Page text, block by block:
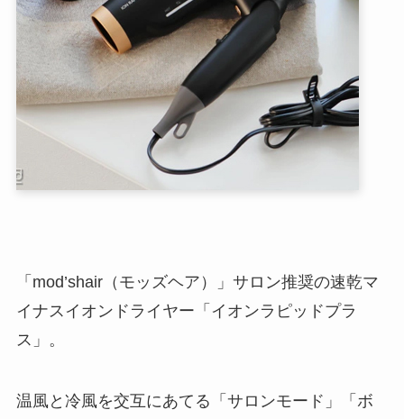
「mod’shair（モッズヘア）」サロン推奨の速乾マ
イナスイオンドライヤー「イオンラピッドプラ
ス」。
温風と冷風を交互にあてる「サロンモード」「ボ